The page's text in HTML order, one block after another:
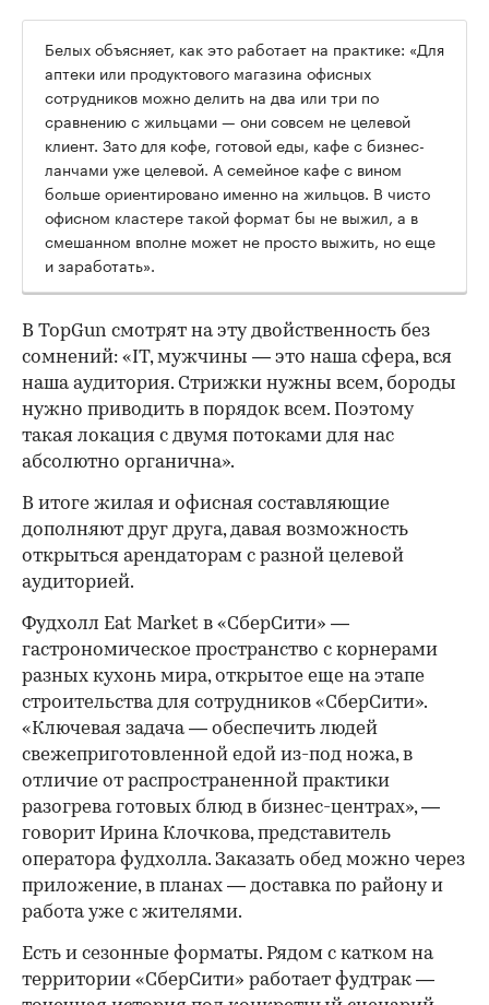
Белых объясняет, как это работает на практике: «Для
аптеки или продуктового магазина офисных
сотрудников можно делить на два или три по
сравнению с жильцами — они совсем не целевой
клиент. Зато для кофе, готовой еды, кафе с бизнес-
ланчами уже целевой. А семейное кафе с вином
больше ориентировано именно на жильцов. В чисто
офисном кластере такой формат бы не выжил, а в
смешанном вполне может не просто выжить, но еще
и заработать».
В TopGun смотрят на эту двойственность без
сомнений: «IT, мужчины — это наша сфера, вся
наша аудитория. Стрижки нужны всем, бороды
нужно приводить в порядок всем. Поэтому
такая локация с двумя потоками для нас
абсолютно органична».
В итоге жилая и офисная составляющие
дополняют друг друга, давая возможность
открыться арендаторам с разной целевой
аудиторией.
Фудхолл Eat Market в «СберСити» —
гастрономическое пространство с корнерами
разных кухонь мира, открытое еще на этапе
строительства для сотрудников «СберСити».
«Ключевая задача — обеспечить людей
свежеприготовленной едой из-под ножа, в
отличие от распространенной практики
разогрева готовых блюд в бизнес-центрах», —
говорит Ирина Клочкова, представитель
оператора фудхолла. Заказать обед можно через
приложение, в планах — доставка по району и
работа уже с жителями.
Есть и сезонные форматы. Рядом с катком на
территории «СберСити» работает фудтрак —